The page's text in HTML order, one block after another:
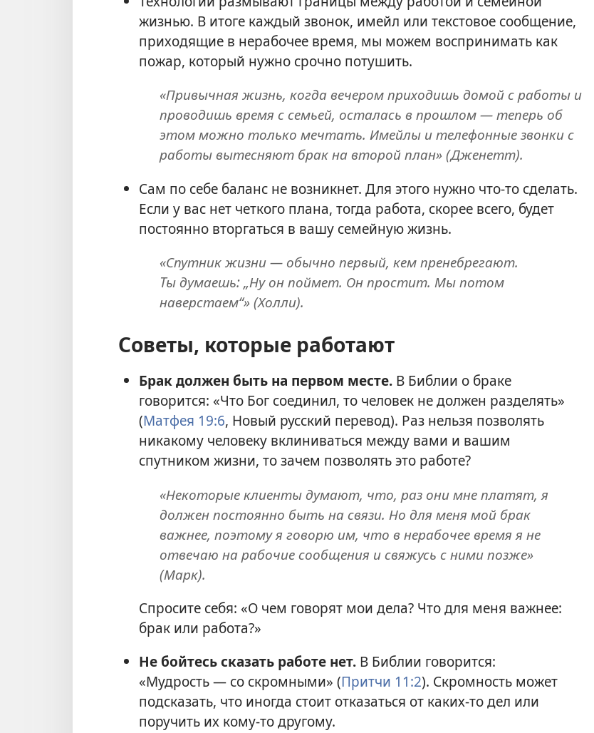
жизнью. В итоге каждый звонок, имейл или текстовое сообщение,
приходящие в нерабочее время, мы можем воспринимать как
пожар, который нужно срочно потушить.
«Привычная жизнь, когда вечером приходишь домой с работы и
проводишь время с семьей, осталась в прошлом — теперь об
этом можно только мечтать. Имейлы и телефонные звонки с
работы вытесняют брак на второй план» (Дженетт).
Сам по себе баланс не возникнет. Для этого нужно что-то сделать.
Если у вас нет четкого плана, тогда работа, скорее всего, будет
постоянно вторгаться в вашу семейную жизнь.
«Спутник жизни — обычно первый, кем пренебрегают.
Ты думаешь: „Ну он поймет. Он простит. Мы потом
наверстаем“» (Холли).
Советы, которые работают
Брак должен быть на первом месте.В Библии о браке
говорится: «Что Бог соединил, то человек не должен разделять»
(Матфея 19:6, Новый русский перевод). Раз нельзя позволять
никакому человеку вклиниваться между вами и вашим
спутником жизни, то зачем позволять это работе?
«Некоторые клиенты думают, что, раз они мне платят, я
должен постоянно быть на связи. Но для меня мой брак
важнее, поэтому я говорю им, что в нерабочее время я не
отвечаю на рабочие сообщения и свяжусь с ними позже»
(Марк).
Спросите себя: «О чем говорят мои дела? Что для меня важнее:
брак или работа?»
Не бойтесь сказать работе нет.В Библии говорится:
«Мудрость — со скромными» (Притчи 11:2). Скромность может
подсказать, что иногда стоит отказаться от каких-то дел или
поручить их кому-то другому.